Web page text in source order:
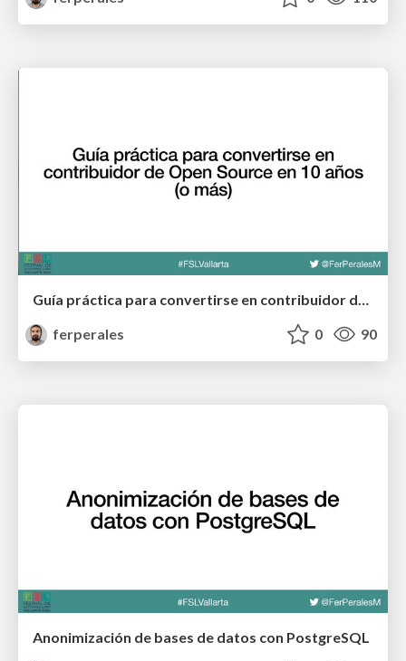
Guía práctica para convertirse en contribuidor de open source en 10 años o más
ferperales
0 90
Anonimización de bases de datos con PostgreSQL